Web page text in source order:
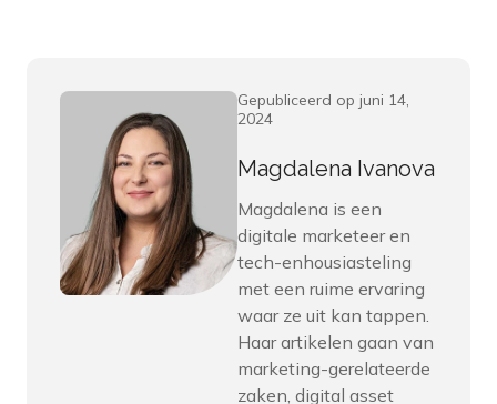
Gepubliceerd op juni 14,
2024
Magdalena Ivanova
Magdalena is een
digitale marketeer en
tech-enhousiasteling
met een ruime ervaring
waar ze uit kan tappen.
Haar artikelen gaan van
marketing-gerelateerde
zaken, digital asset